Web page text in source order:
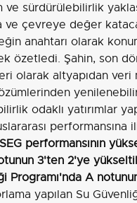
ve sürdürülebilirlik
ve çevreye değer
anahtarı olarak
özetledi. Şahin, son
olarak altyapıdan veri
odaklı yatırımlar
performansına
performansının
3'ten 2'ye
Programı'nda A
yapılan Su